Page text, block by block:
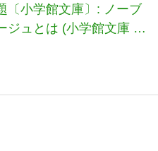
〔小学館文庫〕: ノーブ
ジュとは (小学館文庫 R